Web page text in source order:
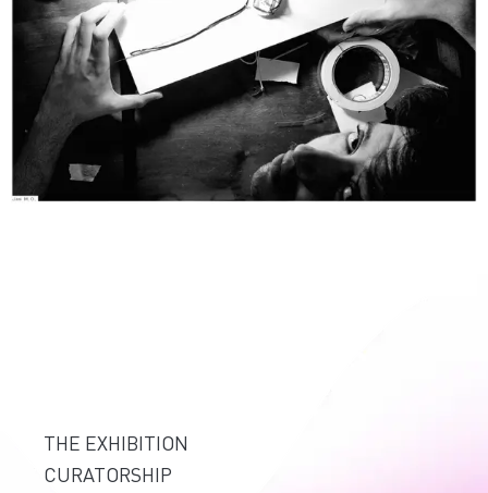
THE EXHIBITION
CURATORSHIP